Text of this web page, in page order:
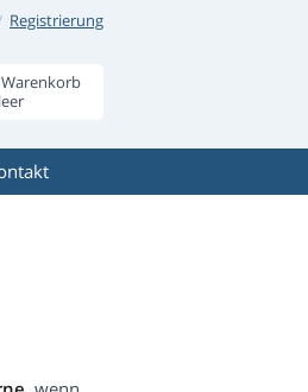
Registrierung